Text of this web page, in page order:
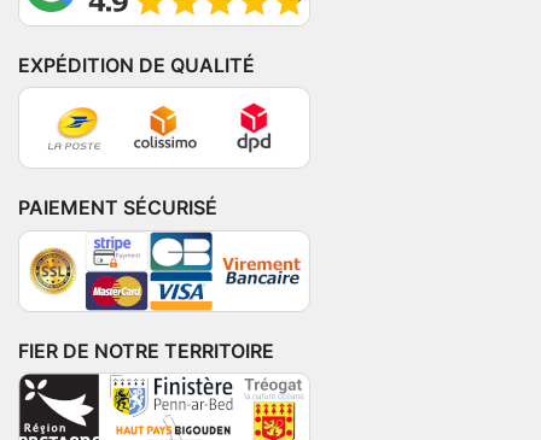
EXPÉDITION DE QUALITÉ
PAIEMENT SÉCURISÉ
FIER DE NOTRE TERRITOIRE